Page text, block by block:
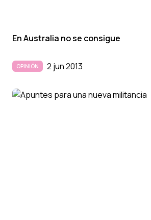
En Australia no se consigue
OPINIÓN 2 jun 2013